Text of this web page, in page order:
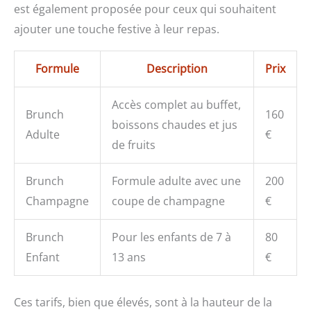
est également proposée pour ceux qui souhaitent
ajouter une touche festive à leur repas.
Formule Description Prix
Brunch
Adulte
Accès complet au buffet,
boissons chaudes et jus
de fruits
160
€
Brunch
Champagne
Formule adulte avec une
coupe de champagne
200
€
Brunch
Enfant
Pour les enfants de 7 à
13 ans
80
€
Ces tarifs, bien que élevés, sont à la hauteur de la